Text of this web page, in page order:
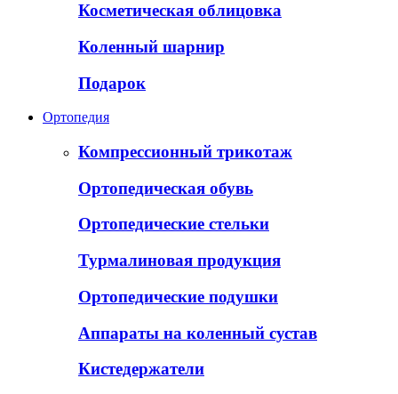
Косметическая облицовка
Коленный шарнир
Подарок
Ортопедия
Компрессионный трикотаж
Ортопедическая обувь
Ортопедические стельки
Турмалиновая продукция
Ортопедические подушки
Аппараты на коленный сустав
Кистедержатели